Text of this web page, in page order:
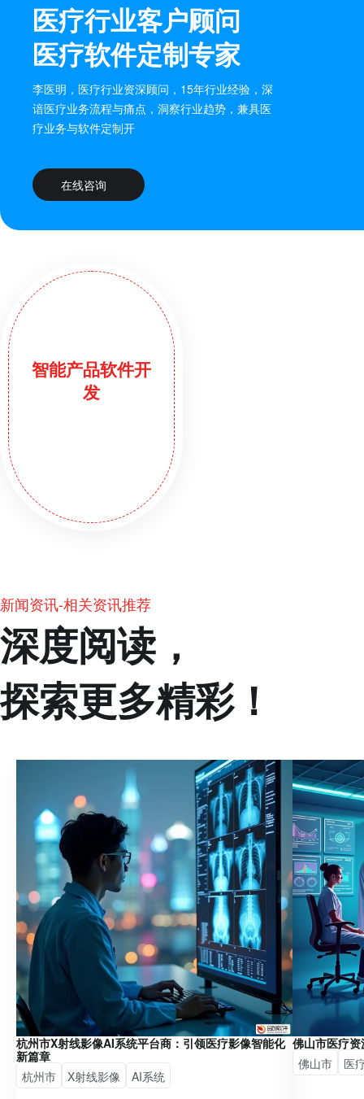
医疗行业客户顾问
医疗软件定制专家
李医明，医疗行业资深顾问，15年行业经验，深
谙医疗业务流程与痛点，洞察行业趋势，兼具医
疗业务与软件定制开
在线咨询
智能产品软件开
发
新闻资讯-相关资讯推荐
深度阅读，
探索更多精彩！
杭州市X射线影像AI系统平台商：引领医疗影像智能化
新篇章
杭州市
X射线影像 AI系统
佛山市医疗
佛山市
医